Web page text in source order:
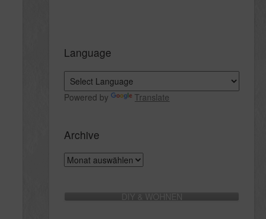
Language
Powered by Translate
Archive
Archive
DIY & WOHNEN